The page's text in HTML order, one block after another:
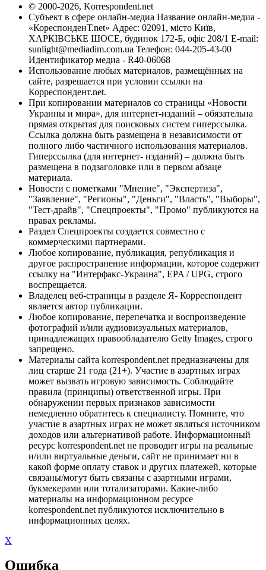
© 2000-2026, Korrespondent.net
Субъект в сфере онлайн-медиа Название онлайн-медиа -
«КореспонденТ.net» Адрес: 02091, місто Київ,
ХАРКІВСЬКЕ ШОСЕ, будинок 172-Б, офіс 208/1 E-mail:
sunlight@mediadim.com.ua Телефон: 044-205-43-00
Идентификатор медиа - R40-06068
Использование любых материалов, размещённых на
сайте, разрешается при условии ссылки на
Корреспондент.net.
При копировании материалов со страницы «Новости
Украины и мира», для интернет-изданий – обязательна
прямая открытая для поисковых систем гиперссылка.
Ссылка должна быть размещена в независимости от
полного либо частичного использования материалов.
Гиперссылка (для интернет- изданий) – должна быть
размещена в подзаголовке или в первом абзаце
материала.
Новости с пометками "Мнение", "Экспертиза",
"Заявление", "Регионы", "Деньги", "Власть", "Выборы",
"Тест-драйв", "Спецпроекты", "Промо" публикуются на
правах рекламы.
Раздел Спецпроекты создается совместно с
коммерческими партнерами.
Любое копирование, публикация, републикация и
другое распространение информации, которое содержит
ссылку на "Интерфакс-Украина", EPA / UPG, строго
воспрещается.
Владелец веб-страницы в разделе Я- Корреспондент
является автор публикации.
Любое копирование, перепечатка и воспроизведение
фотографий и/или аудиовизуальных материалов,
принадлежащих правообладателю Getty Images, строго
запрещено.
Материалы сайта korrespondent.net предназначены для
лиц старше 21 года (21+). Участие в азартных играх
может вызвать игровую зависимость. Соблюдайте
правила (принципы) ответственной игры. При
обнаружении первых признаков зависимости
немедленно обратитесь к специалисту. Помните, что
участие в азартных играх не может являться источником
доходов или альтернативой работе. Информационный
ресурс korrespondent.net не проводит игры на реальные
и/или виртуальные деньги, сайт не принимает ни в
какой форме оплату ставок и других платежей, которые
связаны/могут быть связаны с азартными играми,
букмекерами или тотализаторами. Какие-либо
материалы на информационном ресурсе
korrespondent.net публикуются исключительно в
информационных целях.
X
Ошибка